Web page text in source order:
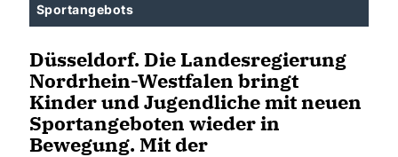
Sportangebots
Düsseldorf. Die Landesregierung
Nordrhein-Westfalen bringt
Kinder und Jugendliche mit neuen
Sportangeboten wieder in
Bewegung. Mit der